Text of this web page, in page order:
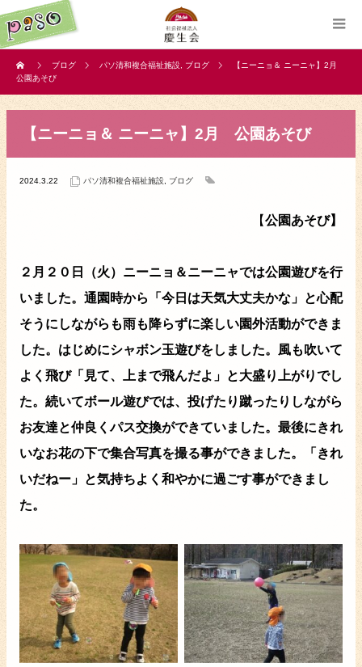
ブログ パソ清和複合福祉施設 ブログ
【ニーニョ＆ ニーニャ】2月
公園あそび
【ニーニョ＆ ニーニャ】2月 公園あそび
2024.3.22 パソ清和複合福祉施設 ブログ
【公園あそび】
２月２０日（火）ニーニョ＆ニーニャでは公園遊びを行
いました。通園時から「今日は天気大丈夫かな」と心配
そうにしながらも雨も降らずに楽しい園外活動ができま
した。はじめにシャボン玉遊びをしました。風も吹いて
よく飛び「見て、上まで飛んだよ」と大盛り上がりでし
た。続いてボール遊びでは、投げたり蹴ったりしながら
お友達と仲良くパス交換ができていました。最後にきれ
いなお花の下で集合写真を撮る事ができました。「きれ
いだねー」と気持ちよく和やかに過ごす事ができまし
た。